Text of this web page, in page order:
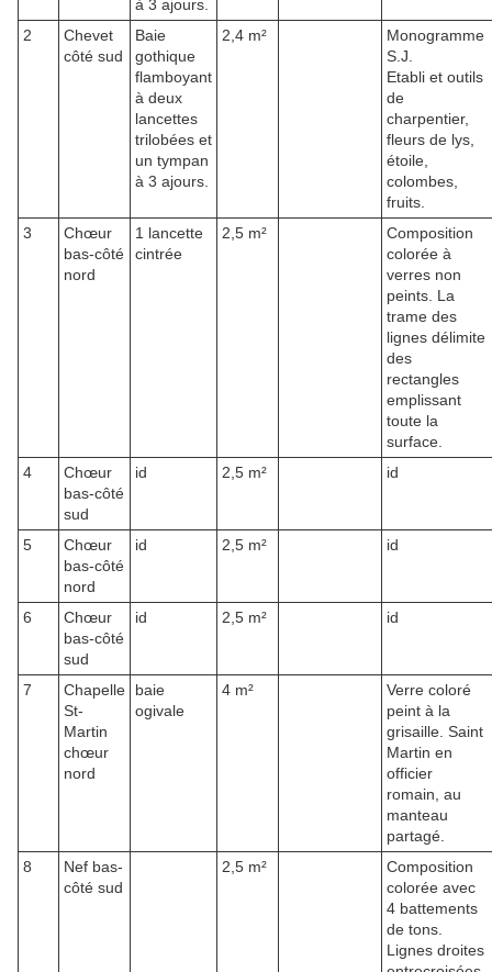
à 3 ajours.
2
Chevet
côté sud
Baie
gothique
flamboyant
à deux
lancettes
trilobées et
un tympan
à 3 ajours.
2,4 m²
Monogramme
S.J.
Etabli et outils
de
charpentier,
fleurs de lys,
étoile,
colombes,
fruits.
3
Chœur
bas-côté
nord
1 lancette
cintrée
2,5 m²
Composition
colorée à
verres non
peints. La
trame des
lignes délimite
des
rectangles
emplissant
toute la
surface.
4
Chœur
bas-côté
sud
id 2,5 m² id
5
Chœur
bas-côté
nord
id 2,5 m² id
6
Chœur
bas-côté
sud
id 2,5 m² id
7
Chapelle
St-
Martin
chœur
nord
baie
ogivale
4 m²
Verre coloré
peint à la
grisaille. Saint
Martin en
officier
romain, au
manteau
partagé.
8
Nef bas-
côté sud
2,5 m²
Composition
colorée avec
4 battements
de tons.
Lignes droites